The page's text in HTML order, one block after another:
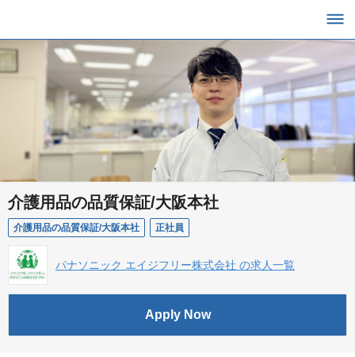
介護用品の品質保証/大阪本社
介護用品の品質保証/大阪本社 正社員
パナソニック エイジフリー株式会社 の求人一覧
Apply Now